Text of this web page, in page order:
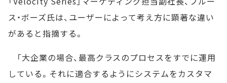
ス・ボーズ氏は、ユーザーによって考え方に顕著な違い
があると指摘する。
「大企業の場合、最高クラスのプロセスをすでに運用
している。それに適合するようにシステムをカスタマ